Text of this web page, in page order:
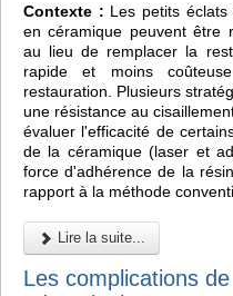
Contexte : Les petits
en céramique peuvent être
au lieu de remplacer la
rapide et moins
restauration. Plusieurs
une résistance au
évaluer l'efficacité de
de la céramique (laser et
force d'adhérence de la
rapport à la méthode
Lire la suite...
Les complications